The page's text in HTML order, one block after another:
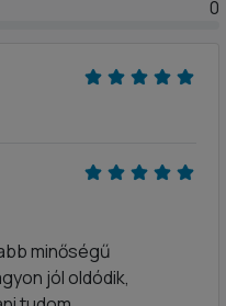
0
minőségű
jól oldódik,